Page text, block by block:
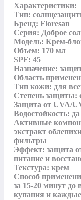
Характеристики:
Тип:
Бренд: Floresan
Серия: Доброе
Модель: Крем-
Объем: 170 мл
SPF: 45
Назначение:
Область
Тип кожи: для
Степень защиты:
Защита от UVA/
Водостойкость: да
Активные
экстракт
фильтры
Эффект: защита
питание и
Текстура: крем
Способ
за 15-20 минут до
купания и